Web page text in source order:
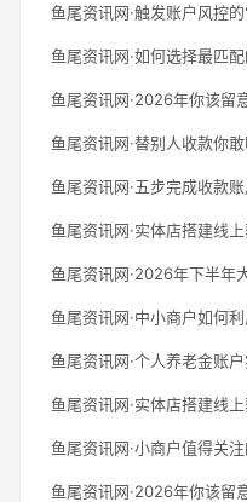
鱼尾资讯网·触发账户风控
鱼尾资讯网·如何选择最匹
鱼尾资讯网·2026年你该留
鱼尾资讯网·替别人收款你
鱼尾资讯网·五步完成收款
鱼尾资讯网·实体店搭建线
鱼尾资讯网·2026年下半年
鱼尾资讯网·中小商户如何
鱼尾资讯网·个人养老金账
鱼尾资讯网·实体店搭建线
鱼尾资讯网·小商户值得关
鱼尾资讯网·2026年你该留